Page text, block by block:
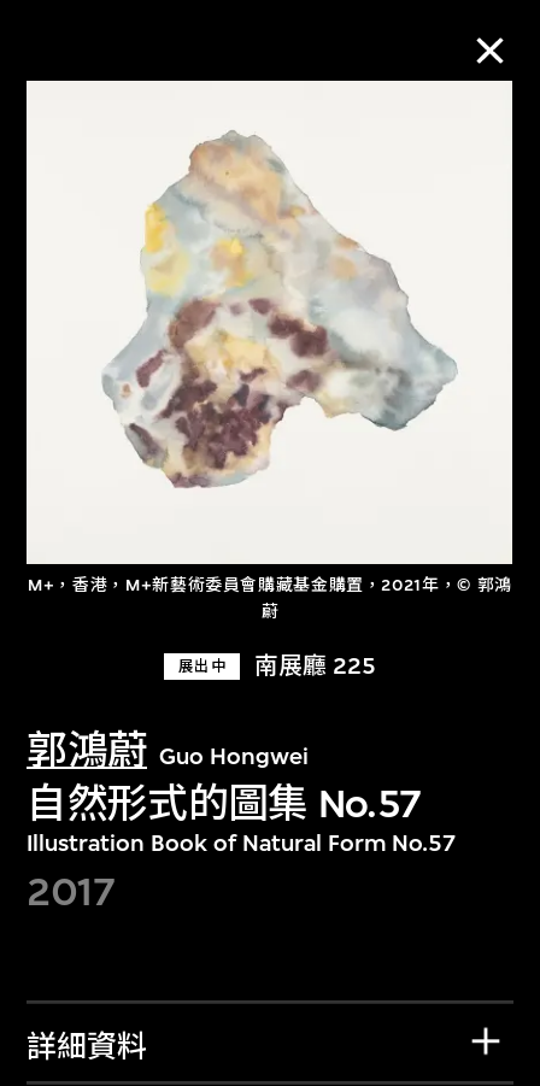
M+，香港，M+新藝術委員會購藏基金購置，2021年，© 郭鴻
蔚
展出中 南展廳 225
郭鴻蔚 Guo Hongwei
自然形式的圖集 No.57
Illustration Book of Natural Form No.57
2017
詳細資料
M+藏品
進一步篩選
關於M+藏品
探索世界頂級的二十及二十一世紀視覺
文化藏品。